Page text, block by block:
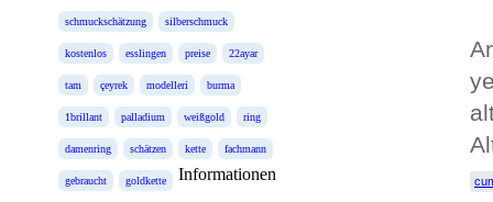
schmuckschätzung silberschmuck
kostenlos esslingen preise 22ayar
tam çeyrek modelleri burma
1brillant palladium weißgold ring
damenring schätzen kette fachmann
gebraucht goldkette Informationen